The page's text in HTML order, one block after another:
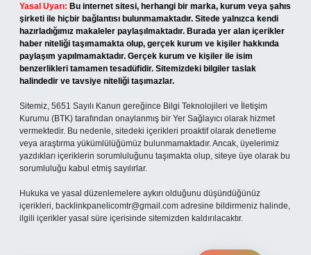
Yasal Uyarı: Bu internet sitesi, herhangi bir marka, kurum veya şahıs
şirketi ile hiçbir bağlantısı bulunmamaktadır. Sitede yalnızca kendi
hazırladığımız makaleler paylaşılmaktadır. Burada yer alan içerikler
haber niteliği taşımamakta olup, gerçek kurum ve kişiler hakkında
paylaşım yapılmamaktadır. Gerçek kurum ve kişiler ile isim
benzerlikleri tamamen tesadüfidir. Sitemizdeki bilgiler taslak
halindedir ve tavsiye niteliği taşımazlar.
Sitemiz, 5651 Sayılı Kanun gereğince Bilgi Teknolojileri ve İletişim
Kurumu (BTK) tarafından onaylanmış bir Yer Sağlayıcı olarak hizmet
vermektedir. Bu nedenle, sitedeki içerikleri proaktif olarak denetleme
veya araştırma yükümlülüğümüz bulunmamaktadır. Ancak, üyelerimiz
yazdıkları içeriklerin sorumluluğunu taşımakta olup, siteye üye olarak bu
sorumluluğu kabul etmiş sayılırlar.
Hukuka ve yasal düzenlemelere aykırı olduğunu düşündüğünüz
içerikleri, backlinkpanelicomtr@gmail.com adresine bildirmeniz halinde,
ilgili içerikler yasal süre içerisinde sitemizden kaldırılacaktır.